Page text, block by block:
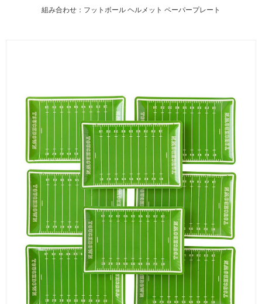
組み合わせ： フットボール ヘルメット ペーパープレート